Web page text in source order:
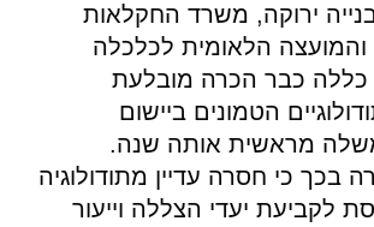
ירוקה, משרד החקלאות
והמועצה הלאומית לכלכלה
בשלהי 2022 כללה כבר הכרה מובלעת
הטמונים ביישום
מראשית אותה שנה.
בכך כי חסרה עדיין מתודולוגיה
לקביעת יעדי הצללה וייעור